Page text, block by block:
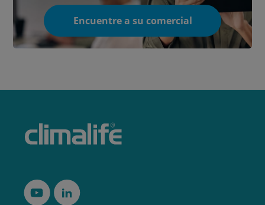
Encuentre a su comercial